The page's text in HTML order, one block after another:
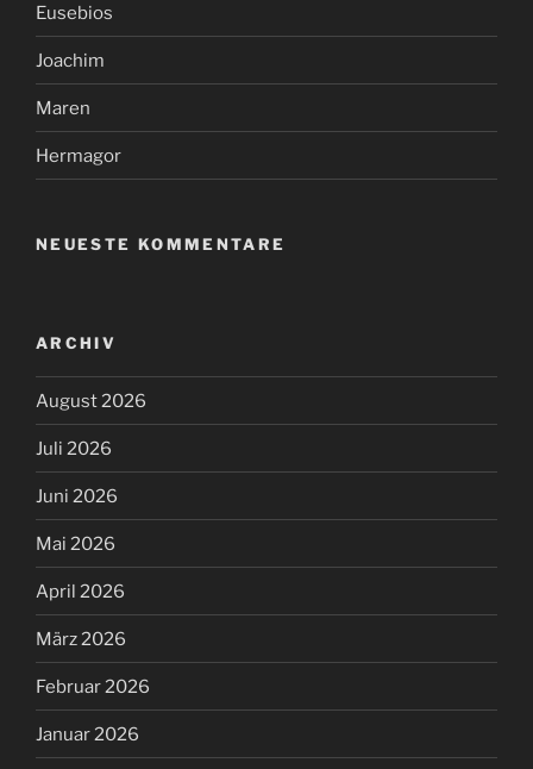
Eusebios
Joachim
Maren
Hermagor
NEUESTE KOMMENTARE
ARCHIV
August 2026
Juli 2026
Juni 2026
Mai 2026
April 2026
März 2026
Februar 2026
Januar 2026